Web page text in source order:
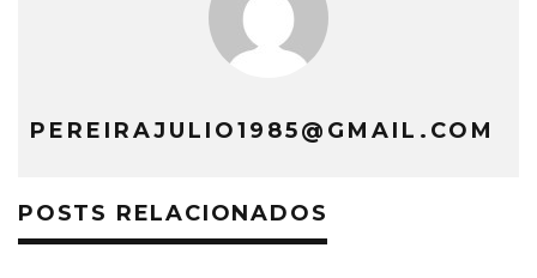
PEREIRAJULIO1985@GMAIL.COM
POSTS RELACIONADOS